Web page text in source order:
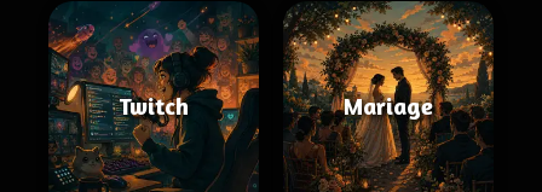
Twitch Mariage